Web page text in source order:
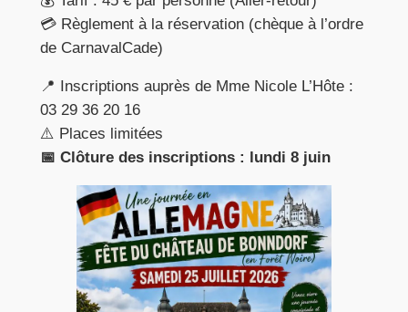
💳 Règlement à la réservation (chèque à l’ordre
de CarnavalCade)
📍 Inscriptions auprès de Mme Nicole L’Hôte :
03 29 36 20 16
⚠️ Places limitées
📅 Clôture des inscriptions : lundi 8 juin